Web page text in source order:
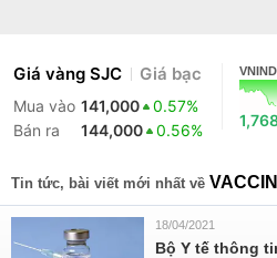
Giá vàng SJC Giá bạc
Mua vào 141,000
0.57%
Bán ra
144,000 0.56%
Tin tức, bài viết mới nhất về
18/04/2021
Bộ Y tế thông